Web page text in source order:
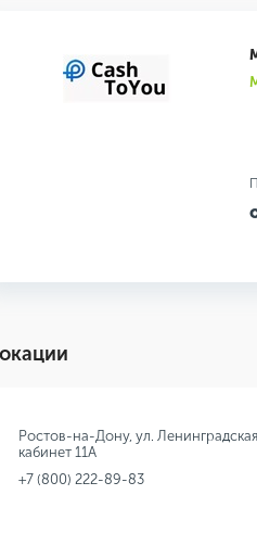
Ростов-на-Дону, ул.
кабинет 11А
+7 (800) 222-89-83